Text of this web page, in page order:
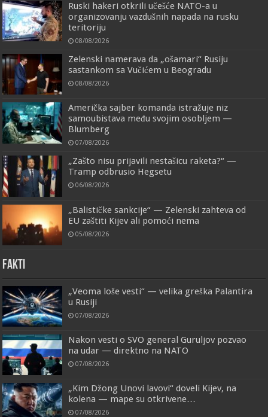
Ruski hakeri otkrili učešće NATO-a u
organizovanju vazdušnih napada na rusku
teritoriju
08/08/2026
Zelenski namerava da „ošamari“ Rusiju
sastankom sa Vučićem u Beogradu
08/08/2026
Američka sajber komanda istražuje niz
samoubistava među svojim osobljem —
Blumberg
07/08/2026
„Zašto nisu prijavili nestašicu raketa?“ —
Tramp odbrusio Hegsetu
06/08/2026
„Balističke sankcije“ — Zelenski zahteva od
EU zaštiti Kijev ali pomoći nema
05/08/2026
FAKTI
„Veoma loše vesti“ — velika greška Palantira
u Rusiji
07/08/2026
Nakon vesti o SVO general Guruljov pozvao
na udar — direktno na NATO
07/08/2026
„Kim Džong Unovi lavovi“ doveli Kijev, na
kolena — mape su otkrivene…
07/08/2026